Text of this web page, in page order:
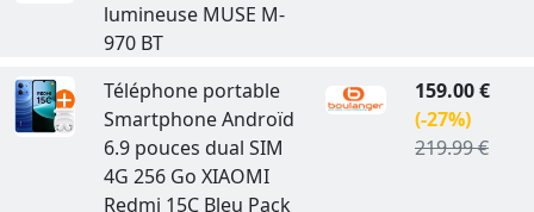
lumineuse MUSE M-
970 BT
Téléphone portable
Smartphone Androïd
6.9 pouces dual SIM
4G 256 Go XIAOMI
Redmi 15C Bleu Pack
159.00 €
(-27%)
219.99 €